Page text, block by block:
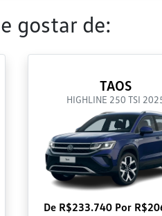
gostar de:
TAOS
HIGHLINE 250 TSI
De R$233.740 Por